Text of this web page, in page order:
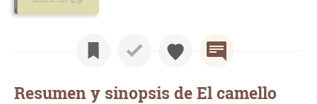
Resumen y sinopsis de El camello